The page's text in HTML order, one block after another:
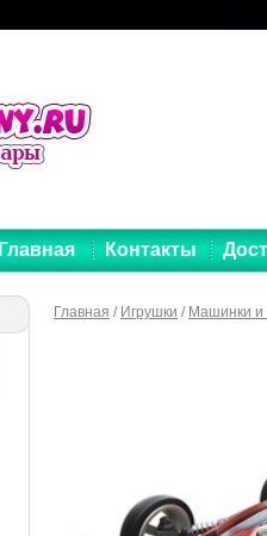
Главная Контакты
Главная / Игрушки / Машинки и